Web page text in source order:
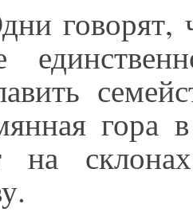
говорят,
гора
на